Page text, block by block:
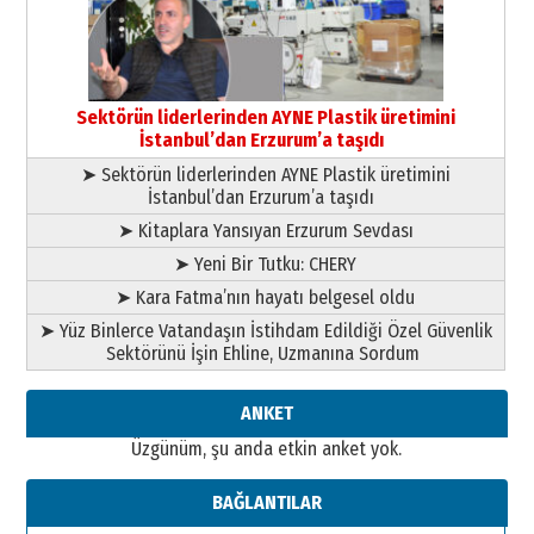
SEÇİYORSUNUZ… “NEDEN
ATATÜRK ÜNİVERSİTESİ?”
28 Temmuz 2026 Salı
Ahmet Gökhan YAZICI
Ahmed Yesevi’den bir Alperen…
”Reisimiz” idi… Hakka yürüdü.!
26 Mart 2026 Perşembe
Cem Bakırcı
Ardında bıraktığı hatıralarıyla
gönül adamı Faruk Terzioğlu!
13 Mayıs 2026 Çarşamba
Esat BİNDESEN
Başkan Sekmen’den Erzurum’a
bir vizyon proje daha!
Sektörün liderlerinden AYNE Plastik üretimini
İstanbul’dan Erzurum’a taşıdı
➤ Sektörün liderlerinden AYNE Plastik üretimini
İstanbul’dan Erzurum’a taşıdı
➤ Kitaplara Yansıyan Erzurum Sevdası
➤ Yeni Bir Tutku: CHERY
➤ Kara Fatma’nın hayatı belgesel oldu
➤ Yüz Binlerce Vatandaşın İstihdam Edildiği Özel Güvenlik
Sektörünü İşin Ehline, Uzmanına Sordum
ANKET
Üzgünüm, şu anda etkin anket yok.
BAĞLANTILAR